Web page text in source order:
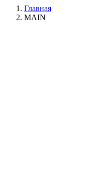
Главная
MAIN